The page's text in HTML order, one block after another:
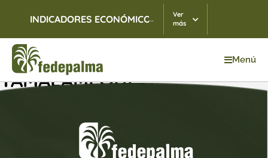
INDICADORES ECONÓMICOS TRM 06/08/2026
...
Ver
más
Menú
TAMALAMEQUE